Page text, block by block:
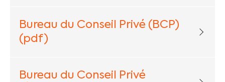
Bureau du Conseil Privé (BCP)
(pdf)
Bureau du Conseil Privé